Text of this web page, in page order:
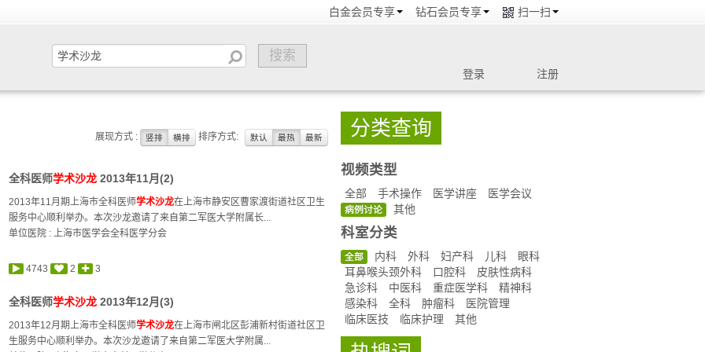
白金会员专享 钻石会员专享 扫一扫
登录 注册
展现方式 : 竖排 横排 排序方式: 默认 最热 最新
全科医师学术沙龙2013年11月(2)
2013年11月期上海市全科医师学术沙龙在上海市静安区曹家渡街道社区卫生
服务中心顺利举办。本次沙龙邀请了来自第二军医大学附属长...
单位医院 : 上海市医学会全科医学分会
4743 2 3
全科医师学术沙龙2013年12月(3)
2013年12月期上海市全科医师学术沙龙在上海市闸北区彭浦新村街道社区卫
生服务中心顺利举办。本次沙龙邀请了来自第二军医大学附属...
分类查询
视频类型
全部 手术操作 医学讲座 医学会议
病例讨论 其他
科室分类
全部 内科 外科 妇产科 儿科
眼科
耳鼻喉头颈外科
口腔科
皮肤性病科
急诊科
中医科 重症医学科
精神科
感染科
全科 肿瘤科
医院管理
临床医技
临床护理 其他